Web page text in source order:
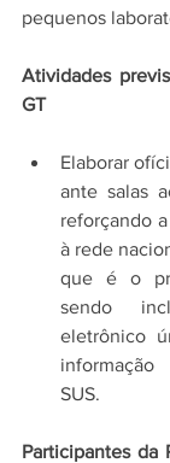
pequenos
Atividades
GT
Elaborar
ante salas
reforçando
à rede
que é o
sendo
eletrônico
SUS.
Participantes da